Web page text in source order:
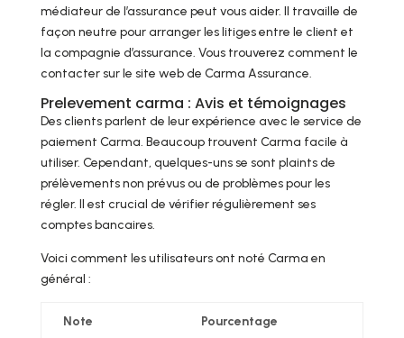
médiateur de l’assurance peut vous aider. Il travaille de
façon neutre pour arranger les litiges entre le client et
la compagnie d’assurance. Vous trouverez comment le
contacter sur le site web de Carma Assurance.
Prelevement carma : Avis et témoignages
Des clients parlent de leur expérience avec le service de
paiement Carma. Beaucoup trouvent Carma facile à
utiliser. Cependant, quelques-uns se sont plaints de
prélèvements non prévus ou de problèmes pour les
régler. Il est crucial de vérifier régulièrement ses
comptes bancaires.
Voici comment les utilisateurs ont noté Carma en
général :
Note Pourcentage